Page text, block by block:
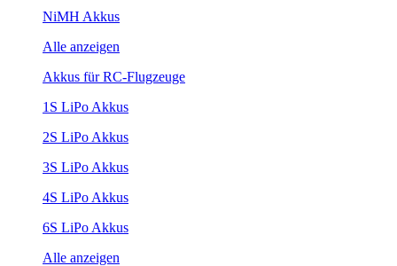
NiMH Akkus
Alle anzeigen
Akkus für RC-Flugzeuge
1S LiPo Akkus
2S LiPo Akkus
3S LiPo Akkus
4S LiPo Akkus
6S LiPo Akkus
Alle anzeigen